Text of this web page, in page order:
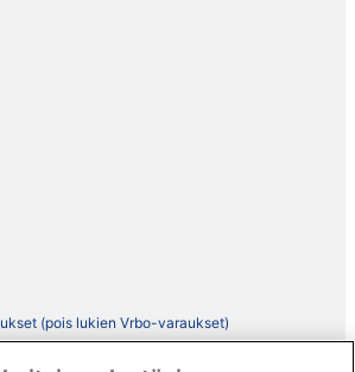
(pois lukien Vrbo-varaukset)